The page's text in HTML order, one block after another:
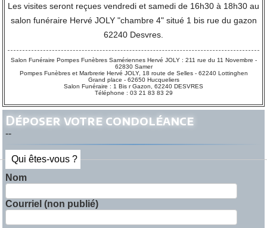
Les visites seront reçues vendredi et samedi de 16h30 à 18h30 au
salon funéraire Hervé JOLY "chambre 4" situé 1 bis rue du gazon
62240 Desvres.
Salon Funéraire Pompes Funèbres Samériennes Hervé JOLY : 211 rue du 11 Novembre -
62830 Samer
Pompes Funèbres et Marbrerie Hervé JOLY, 18 route de Selles - 62240 Lottinghen
Grand place - 62650 Hucqueliers
Salon Funéraire : 1 Bis r Gazon, 62240 DESVRES
Téléphone : 03 21 83 83 29
Déposer votre condoléance
--
Qui êtes-vous ?
Nom
Courriel (non publié)